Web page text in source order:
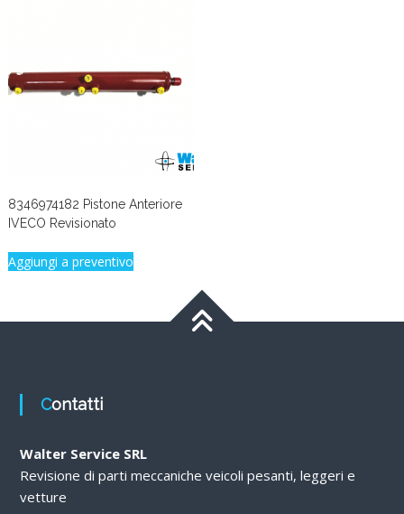
8346974182 Pistone Anteriore
IVECO Revisionato
Aggiungi a preventivo
Contatti
Walter Service SRL
Revisione di parti meccaniche veicoli pesanti, leggeri e
vetture